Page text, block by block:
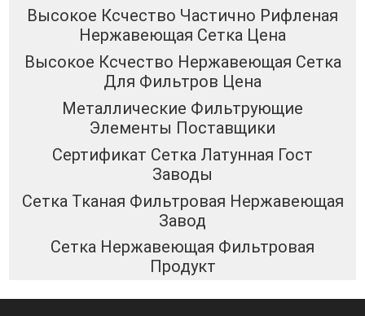
Высокое Ксчество Частично Рифленая
Нержавеющая Сетка Цена
Высокое Ксчество Нержавеющая Сетка
Для Фильтров Цена
Металлические Фильтрующие
Элементы Поставщики
Сертификат Сетка Латунная Гост
Заводы
Сетка Тканая Фильтровая Нержавеющая
Завод
Сетка Нержавеющая Фильтровая
Продукт